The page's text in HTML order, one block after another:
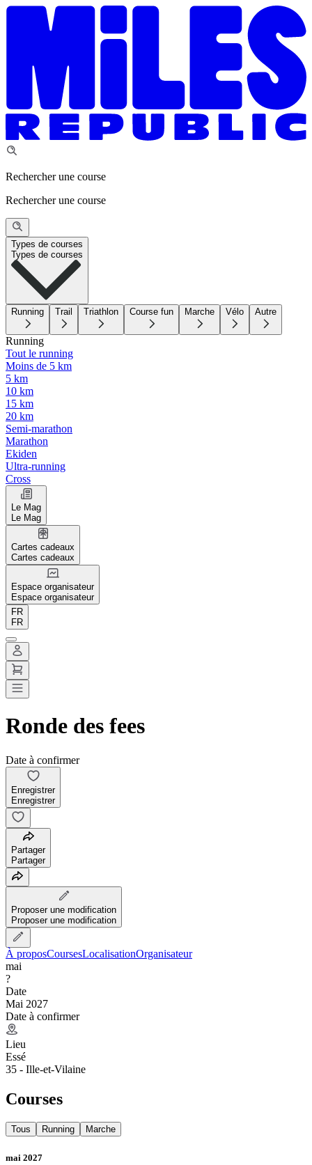
Rechercher une course
Rechercher une course
Types de courses
Types de courses
Running Trail Triathlon Course fun Marche Vélo Autre
Running
Tout le running
Moins de 5 km
5 km
10 km
15 km
20 km
Semi-marathon
Marathon
Ekiden
Ultra-running
Cross
Le Mag
Le Mag
Cartes cadeaux
Cartes cadeaux
Espace organisateur
Espace organisateur
FR
FR
Ronde des fees
Date à confirmer
Enregistrer
Enregistrer
Partager
Partager
Proposer une modification
Proposer une modification
À proposCoursesLocalisationOrganisateur
mai
?
Date
Mai 2027
Date à confirmer
Lieu
Essé
35 - Ille-et-Vilaine
Courses
Tous Running Marche
mai 2027